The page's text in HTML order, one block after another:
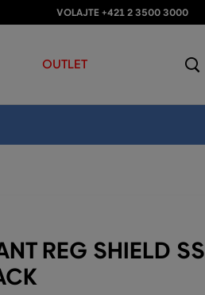
VOLAJTE +421 2 3500 3000
OUTLET
REG SHIELD SS